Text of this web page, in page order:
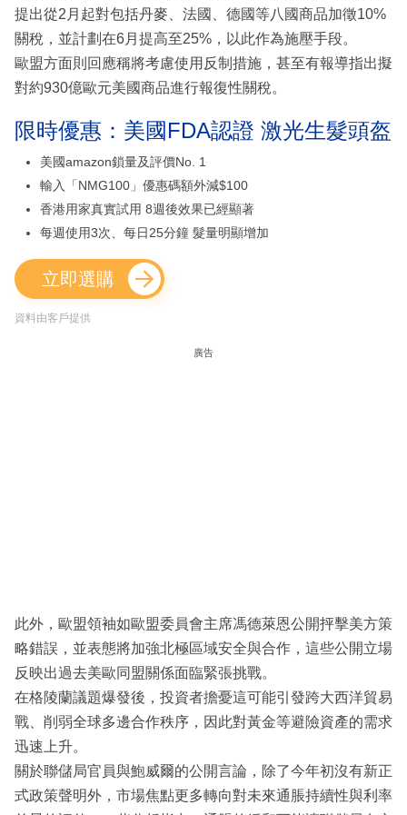
提出從2月起對包括丹麥、法國、德國等八國商品加徵10%
關稅，並計劃在6月提高至25%，以此作為施壓手段。
歐盟方面則回應稱將考慮使用反制措施，甚至有報導指出擬
對約930億歐元美國商品進行報復性關稅。
限時優惠：美國FDA認證 激光生髮頭盔
美國amazon鎖量及評價No. 1
輸入「NMG100」優惠碼額外減$100
香港用家真實試用 8週後效果已經顯著
每週使用3次、每日25分鐘 髮量明顯增加
立即選購
資料由客戶提供
廣告
此外，歐盟領袖如歐盟委員會主席馮德萊恩公開抨擊美方策
略錯誤，並表態將加強北極區域安全與合作，這些公開立場
反映出過去美歐同盟關係面臨緊張挑戰。
在格陵蘭議題爆發後，投資者擔憂這可能引發跨大西洋貿易
戰、削弱全球多邊合作秩序，因此對黃金等避險資產的需求
迅速上升。
關於聯儲局官員與鮑威爾的公開言論，除了今年初沒有新正
式政策聲明外，市場焦點更多轉向對未來通脹持續性與利率